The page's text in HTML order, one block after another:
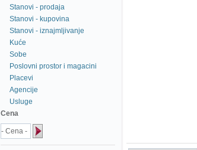
Stanovi - prodaja
Stanovi - kupovina
Stanovi - iznajmljivanje
Kuće
Sobe
Poslovni prostor i magacini
Placevi
Agencije
Usluge
Cena